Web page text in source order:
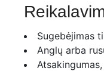
Sugebėjimas
Anglų arba